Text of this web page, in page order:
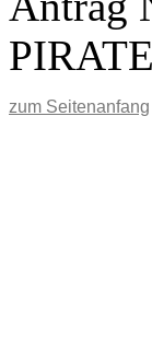
zum Seitenanfang